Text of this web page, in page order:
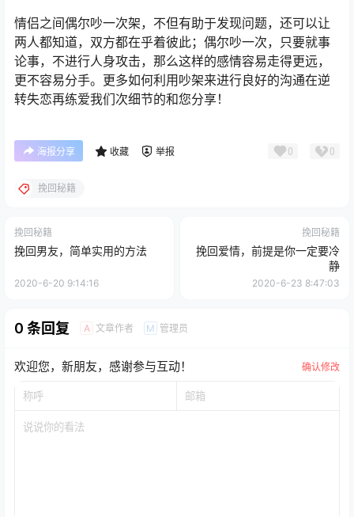
情侣之间偶尔吵一次架，不但有助于发现问题，还可以让
两人都知道，双方都在乎着彼此；偶尔吵一次，只要就事
论事，不进行人身攻击，那么这样的感情容易走得更远，
更不容易分手。更多如何利用吵架来进行良好的沟通在逆
转失恋再练爱我们次细节的和您分享！
海报分享 收藏 举报 0 0
挽回秘籍
挽回秘籍
挽回男友，简单实用的方法
2020-6-20 9:14:16
挽回秘籍
挽回爱情，前提是你一定要冷
静
2020-6-23 8:47:03
0 条回复 A 文章作者 M 管理员
欢迎您，新朋友，感谢参与互动！ 确认修改